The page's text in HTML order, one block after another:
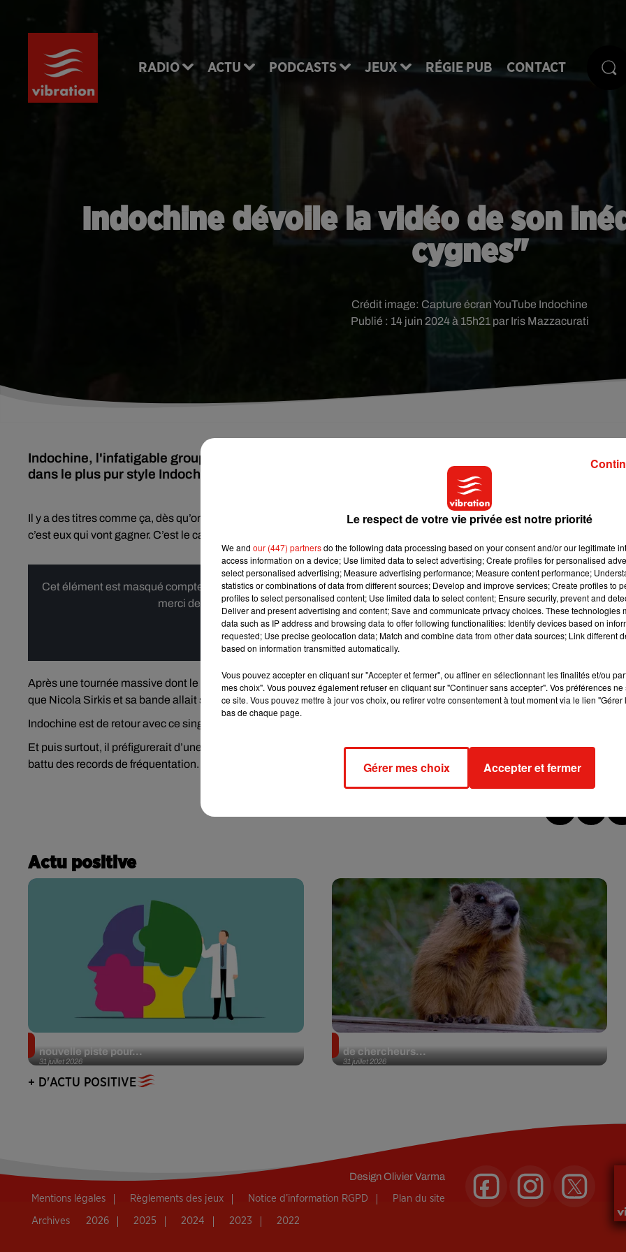
RADIO ACTU PODCASTS JEUX RÉGIE PUB CONTACT
Indochine dévoile la vidéo de son
cygnes"
Publié : 14 juin 2024 à 15h21 par Iris Mazzacurati
Crédit image: Capture écran YouTube Indochine
Indochine, l'infatigable groupe mené depuis 40 ans par Nicola Sirkis est de retour avec un inédit
dans le plus pur style Indochine...
Il y a des titres comme ça, dès qu’on les entend, on essaie de lutter tout en sachant très bien que la démarche est vaine, que
c’est eux qui vont gagner. C’est le cas pour
Cet élément est masqué compte-tenu du refus du dépôt de cookies que vous avez exprimé. Si vous souhaitez l'afficher,
merci de nous donner votre accord en cliquant sur le bouton ci-dessous.
Afficher l'élément
Après une tournée massive dont le point d’orgue était le Stade de France devant 97 000 spectateurs en 2022, on se disait
que Nicola Sirkis et sa bande allait se reposer une décennie… Pas du tout.
Indochine est de retour avec ce single probablement annonciateur d’un nouvel album qui serait le 14ème de la formation.
Et puis surtout, il préfigurerait d’une tournée éventuelle. Il faudra faire aussi bien, voire mieux que leCentral Tourqui avait
battu des records de fréquentation.
Actu positive
31 juillet 2026
nouvelle piste pour...
31 juillet 2026
de chercheurs...
+ D'ACTU POSITIVE
DesignOlivier Varma
Mentions légales Règlements des jeux Notice d’information RGPD Plan du site
Archives 2026 2025 2024 2023 2022
Le respect de votre vie privée est notre priorité
We and our (447) partnersdo the following data processing based on your consent and/or our legitimate
access information on a device; Use limited data to select advertising; Create profiles for personalised
select personalised advertising; Measure advertising performance; Measure content performance;
statistics or combinations of data from different sources; Develop and improve services; Create profiles to
profiles to select personalised content; Use limited data to select content; Ensure security, prevent and
Deliver and present advertising and content; Save and communicate privacy choices. These technologies
data such as IP address and browsing data to offer following functionalities: Identify devices based on
requested; Use precise geolocation data; Match and combine data from other data sources; Link different
based on information transmitted automatically.
Vous pouvez accepter en cliquant sur "Accepter et fermer", ou affiner en sélectionnant les finalités et/ou
mes choix". Vous pouvez également refuser en cliquant sur "Continuer sans accepter". Vos préférences
ce site. Vous pouvez mettre à jour vos choix, ou retirer votre consentement à tout moment via le lien
bas de chaque page.
Gérer mes choix Accepter et fermer